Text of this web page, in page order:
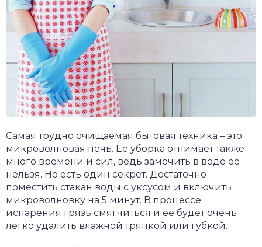
Самая трудно очищаемая бытовая техника – это
микроволновая печь. Ее уборка отнимает также
много времени и сил, ведь замочить в воде ее
нельзя. Но есть один секрет. Достаточно
поместить стакан воды с уксусом и включить
микроволновку на 5 минут. В процессе
испарения грязь смягчиться и ее будет очень
легко удалить влажной тряпкой или губкой.